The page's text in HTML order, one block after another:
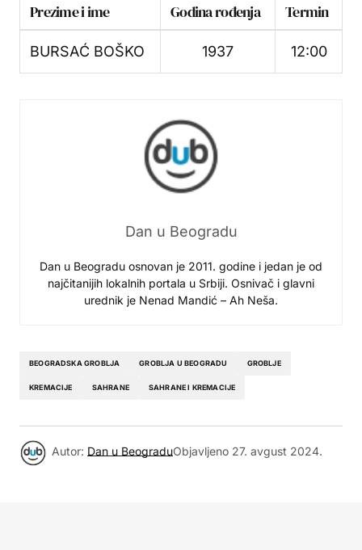
Prezime i ime
Godina rođenja Termin
BURSAĆ BOŠKO 1937 12:00
Dan u Beogradu
Dan u Beogradu osnovan je 2011. godine i jedan je od
najčitanijih lokalnih portala u Srbiji. Osnivač i glavni
urednik je Nenad Mandić – Ah Neša.
BEOGRADSKA GROBLJA GROBLJA U BEOGRADU GROBLJE
KREMACIJE SAHRANE SAHRANE I KREMACIJE
Autor: Dan u BeograduObjavljeno 27. avgust 2024.